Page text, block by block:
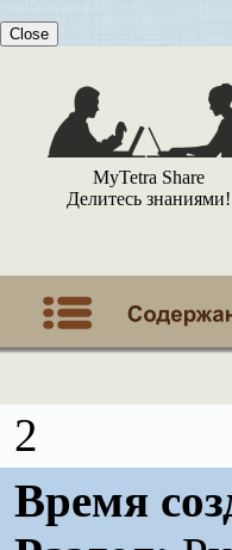
Close
MyTetra Share
Делитесь знаниями!
2
Время